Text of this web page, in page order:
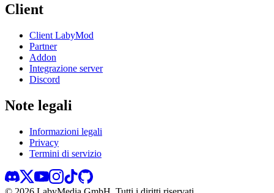
Client
Client LabyMod
Partner
Addon
Integrazione server
Discord
Note legali
Informazioni legali
Privacy
Termini di servizio